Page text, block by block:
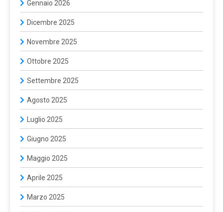
Gennaio 2026
Dicembre 2025
Novembre 2025
Ottobre 2025
Settembre 2025
Agosto 2025
Luglio 2025
Giugno 2025
Maggio 2025
Aprile 2025
Marzo 2025